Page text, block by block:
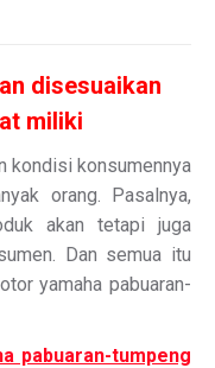
disesuaikan
miliki
kondisi konsumennya
orang. Pasalnya,
akan tetapi juga
Dan semua itu
yamaha pabuaran-
pabuaran-tumpeng